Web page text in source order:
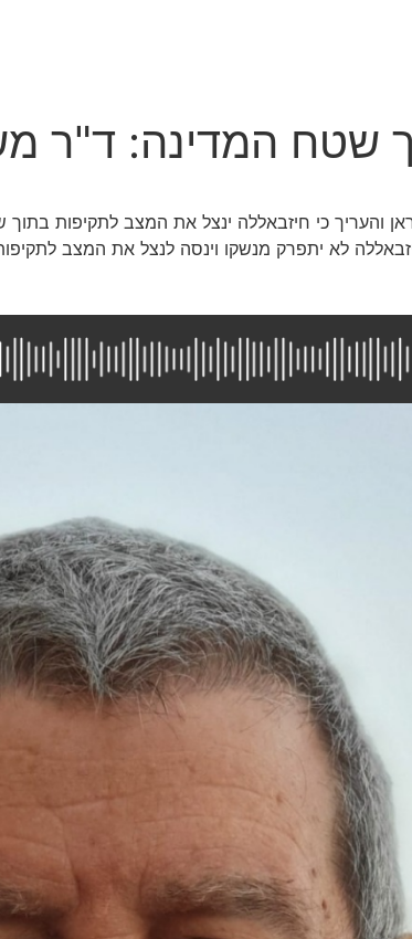
שטח המדינה: ד"ר
והעריך כי חיזבאללה ינצל את המצב לתקיפות
לא יתפרק מנשקו וינסה לנצל את המצב